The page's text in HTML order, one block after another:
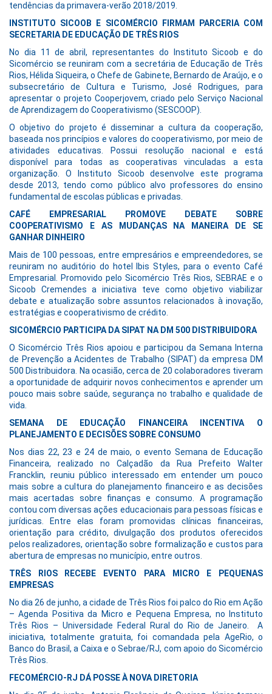
tendências da primavera-verão 2018/2019.
INSTITUTO SICOOB E SICOMÉRCIO FIRMAM PARCERIA COM
SECRETARIA DE EDUCAÇÃO DE TRÊS RIOS
No dia 11 de abril, representantes do Instituto Sicoob e do
Sicomércio se reuniram com a secretária de Educação de Três
Rios, Hélida Siqueira, o Chefe de Gabinete, Bernardo de Araújo, e o
subsecretário de Cultura e Turismo, José Rodrigues, para
apresentar o projeto Cooperjovem, criado pelo Serviço Nacional
de Aprendizagem do Cooperativismo (SESCOOP).
O objetivo do projeto é disseminar a cultura da cooperação,
baseada nos princípios e valores do cooperativismo, por meio de
atividades educativas. Possui resolução nacional e está
disponível para todas as cooperativas vinculadas a esta
organização. O Instituto Sicoob desenvolve este programa
desde 2013, tendo como público alvo professores do ensino
fundamental de escolas públicas e privadas.
CAFÉ EMPRESARIAL PROMOVE DEBATE SOBRE
COOPERATIVISMO E AS MUDANÇAS NA MANEIRA DE SE
GANHAR DINHEIRO
Mais de 100 pessoas, entre empresários e empreendedores, se
reuniram no auditório do hotel Ibis Styles, para o evento Café
Empresarial. Promovido pelo Sicomércio Três Rios, SEBRAE e o
Sicoob Cremendes a iniciativa teve como objetivo viabilizar
debate e atualização sobre assuntos relacionados à inovação,
estratégias e cooperativismo de crédito.
SICOMÉRCIO PARTICIPA DA SIPAT NA DM 500 DISTRIBUIDORA
O Sicomércio Três Rios apoiou e participou da Semana Interna
de Prevenção a Acidentes de Trabalho (SIPAT) da empresa DM
500 Distribuidora. Na ocasião, cerca de 20 colaboradores tiveram
a oportunidade de adquirir novos conhecimentos e aprender um
pouco mais sobre saúde, segurança no trabalho e qualidade de
vida.
SEMANA DE EDUCAÇÃO FINANCEIRA INCENTIVA O
PLANEJAMENTO E DECISÕES SOBRE CONSUMO
Nos dias 22, 23 e 24 de maio, o evento Semana de Educação
Financeira, realizado no Calçadão da Rua Prefeito Walter
Francklin, reuniu público interessado em entender um pouco
mais sobre a cultura do planejamento financeiro e as decisões
mais acertadas sobre finanças e consumo. A programação
contou com diversas ações educacionais para pessoas físicas e
jurídicas. Entre elas foram promovidas clínicas financeiras,
orientação para crédito, divulgação dos produtos oferecidos
pelos realizadores, orientação sobre formalização e custos para
abertura de empresas no município, entre outros.
TRÊS RIOS RECEBE EVENTO PARA MICRO E PEQUENAS
EMPRESAS
No dia 26 de junho, a cidade de Três Rios foi palco do Rio em Ação
– Agenda Positiva da Micro e Pequena Empresa, no Instituto
Três Rios – Universidade Federal Rural do Rio de Janeiro. A
iniciativa, totalmente gratuita, foi comandada pela AgeRio, o
Banco do Brasil, a Caixa e o Sebrae/RJ, com apoio do Sicomércio
Três Rios.
FECOMÉRCIO-RJ DÁ POSSE À NOVA DIRETORIA